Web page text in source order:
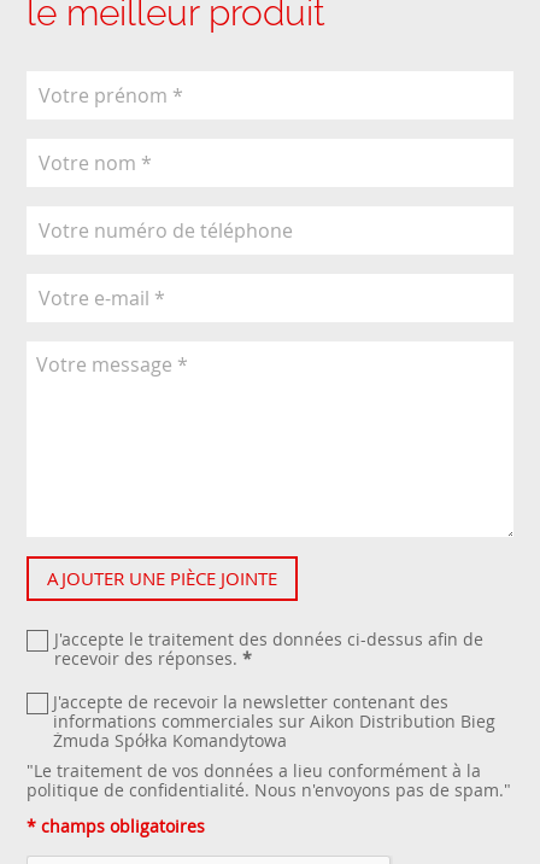
le meilleur produit
AJOUTER UNE PIÈCE JOINTE
J'accepte le traitement des données ci-dessus afin de
recevoir des réponses. *
J'accepte de recevoir la newsletter contenant des
informations commerciales sur Aikon Distribution Bieg
Żmuda Spółka Komandytowa
"Le traitement de vos données a lieu conformément à la
politique de confidentialité. Nous n'envoyons pas de spam."
* champs obligatoires